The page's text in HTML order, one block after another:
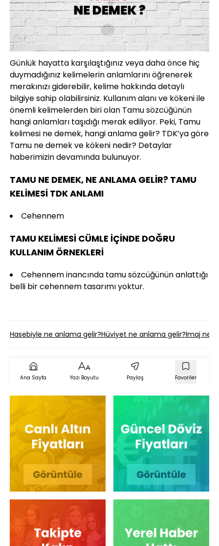
Günlük hayatta karşılaştığınız veya daha önce hiç
duymadığınız kelimelerin anlamlarını öğrenerek
merakınızı giderebilir, kelime hakkında detaylı
bilgiye sahip olabilirsiniz. Kullanım alanı ve kökeni ile
önemli kelimelerden biri olan Tamu sözcüğünün
hangi anlamları taşıdığı merak ediliyor. Peki, Tamu
kelimesi ne demek, hangi anlama gelir? TDK’ya göre
Tamu ne demek ve kökeni nedir? Detaylar
haberimizin devamında bulunuyor.
TAMU NE DEMEK, NE ANLAMA GELİR? TAMU
KELİMESİ TDK ANLAMI
Cehennem
TAMU KELİMESİ CÜMLE İÇİNDE DOĞRU
KULLANIM ÖRNEKLERİ
Cehennem inancında tamu sözcüğünün anlattığı
belli bir cehennem tasarımı yoktur.
Hasebiyle ne anlama gelir?Hüviyet ne anlama gelir?İmaj ne
Ana Sayfa Yazı Boyutu Paylaş Favoriler